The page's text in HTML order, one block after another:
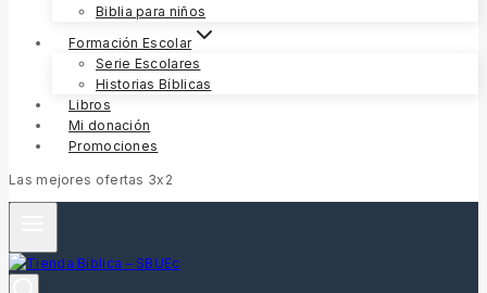
Biblia para niños
Formación Escolar
Serie Escolares
Historias Bíblicas
Libros
Mi donación
Promociones
Las mejores ofertas 3x2